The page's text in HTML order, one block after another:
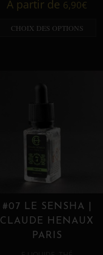
A partir de 6,90€
CHOIX DES OPTIONS
#07 LE SENSHA |
CLAUDE HENAUX
PARIS